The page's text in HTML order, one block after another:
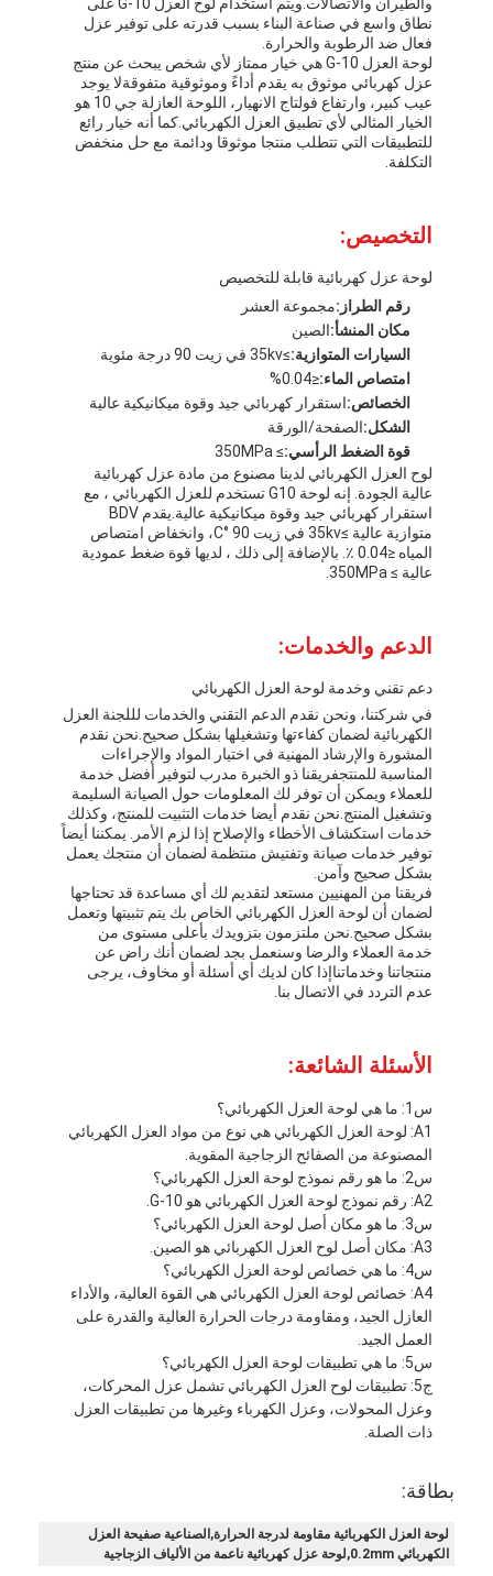
شريط من القماش الزجاجي المصنوع من رقائق الألومنيوم
ورق الكرافت ذو الوجه احباط
قماش الألياف الزجاجية رقائق الألومنيوم
شريط احباط سكريم
الشريط اللاصق PET
صب الاستثمار الدقيق
لوح العزل الكهربائي
نطاق واسع في صناعة البناء بسبب قدرته على توفير عزل
فعال ضد الرطوبة والحرارة.
لوحة العزل G-10 هي خيار ممتاز لأي شخص يبحث عن منتج
عزل كهربائي موثوق به يقدم أداءً وموثوقية متفوقةلا يوجد
عيب كبير، وارتفاع فولتاج الانهيار، اللوحة العازلة جي 10 هو
الخيار المثالي لأي تطبيق العزل الكهربائي.كما أنه خيار رائع
للتطبيقات التي تتطلب منتجا موثوقا ودائمة مع حل منخفض
التكلفة.
التخصيص:
لوحة عزل كهربائية قابلة للتخصيص
رقم الطراز:مجموعة العشر
مكان المنشأ:الصين
السيارات المتوازية:≥35kv في زيت 90 درجة مئوية
امتصاص الماء:≤0.04%
الخصائص:استقرار كهربائي جيد وقوة ميكانيكية عالية
الشكل:الصفحة/الورقة
قوة الضغط الرأسي:≥ 350MPa
لوح العزل الكهربائي لدينا مصنوع من مادة عزل كهربائية
عالية الجودة. إنه لوحة G10 تستخدم للعزل الكهربائي ، مع
استقرار كهربائي جيد وقوة ميكانيكية عالية.يقدم BDV
متوازية عالية ≥35kv في زيت 90 °C، وانخفاض امتصاص
المياه ≤0.04 ٪. بالإضافة إلى ذلك ، لديها قوة ضغط عمودية
عالية ≥ 350MPa.
الدعم والخدمات:
دعم تقني وخدمة لوحة العزل الكهربائي
في شركتنا، ونحن نقدم الدعم التقني والخدمات لللجنة العزل
الكهربائية لضمان كفاءتها وتشغيلها بشكل صحيح.نحن نقدم
المشورة والإرشاد المهنية في اختيار المواد والإجراءات
المناسبة للمنتجفريقنا ذو الخبرة مدرب لتوفير أفضل خدمة
للعملاء ويمكن أن توفر لك المعلومات حول الصيانة السليمة
وتشغيل المنتج.نحن نقدم أيضا خدمات التثبيت للمنتج، وكذلك
خدمات استكشاف الأخطاء والإصلاح إذا لزم الأمر. يمكننا أيضاً
توفير خدمات صيانة وتفتيش منتظمة لضمان أن منتجك يعمل
بشكل صحيح وآمن.
فريقنا من المهنيين مستعد لتقديم لك أي مساعدة قد تحتاجها
لضمان أن لوحة العزل الكهربائي الخاص بك يتم تثبيتها وتعمل
بشكل صحيح.نحن ملتزمون بتزويدك بأعلى مستوى من
خدمة العملاء والرضا وسنعمل بجد لضمان أنك راض عن
منتجاتنا وخدماتناإذا كان لديك أي أسئلة أو مخاوف، يرجى
عدم التردد في الاتصال بنا.
الأسئلة الشائعة:
س1: ما هي لوحة العزل الكهربائي؟
A1: لوحة العزل الكهربائي هي نوع من مواد العزل الكهربائي
المصنوعة من الصفائح الزجاجية المقوية.
س2: ما هو رقم نموذج لوحة العزل الكهربائي؟
A2: رقم نموذج لوحة العزل الكهربائي هو G-10.
س3: ما هو مكان أصل لوحة العزل الكهربائي؟
A3: مكان أصل لوح العزل الكهربائي هو الصين.
س4: ما هي خصائص لوحة العزل الكهربائي؟
A4: خصائص لوحة العزل الكهربائي هي القوة العالية، والأداء
العازل الجيد، ومقاومة درجات الحرارة العالية والقدرة على
العمل الجيد.
س5: ما هي تطبيقات لوحة العزل الكهربائي؟
ج5: تطبيقات لوح العزل الكهربائي تشمل عزل المحركات،
وعزل المحولات، وعزل الكهرباء وغيرها من تطبيقات العزل
ذات الصلة.
بطاقة:
لوحة العزل الكهربائية مقاومة لدرجة الحرارة,الصناعية صفيحة العزل
الكهربائي 0.2mm,لوحة عزل كهربائية ناعمة من الألياف الزجاجية